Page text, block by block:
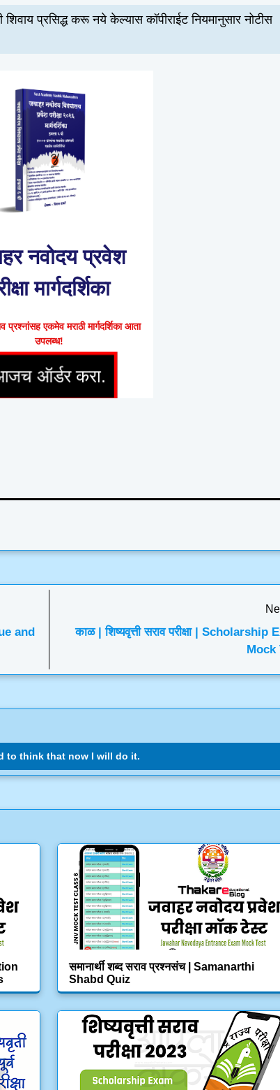
शिवाय प्रसिद्ध करू नये केल्यास कॉपीराईट नियमानुसार नोटीस
नवोदय प्रवेश
मार्गदर्शिका
प्रश्नांसह एकमेव मराठी मार्गदर्शिका आता
उपलब्ध!
and
काळ | शिष्यवृत्ती सराव परीक्षा | Scholarship
Mock
to think that now I will do it.
समानार्थी शब्द सराव प्रश्नसंच | Samanarthi
Shabd Quiz